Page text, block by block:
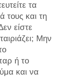
τα
τους και τη
είστε
Μην
ή το
και να